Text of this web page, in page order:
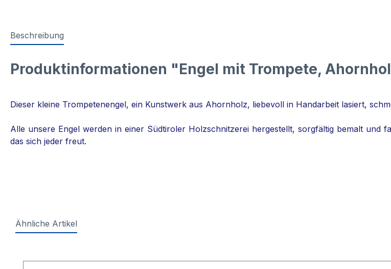
Beschreibung
Produktinformationen "Engel mit Trompete,
Dieser kleine Trompetenengel, ein Kunstwerk aus Ahornholz, liebevoll in Handarbeit lasiert,
Alle unsere Engel werden in einer Südtiroler Holzschnitzerei hergestellt, sorgfältig bemalt und
das sich jeder freut.
Ähnliche Artikel